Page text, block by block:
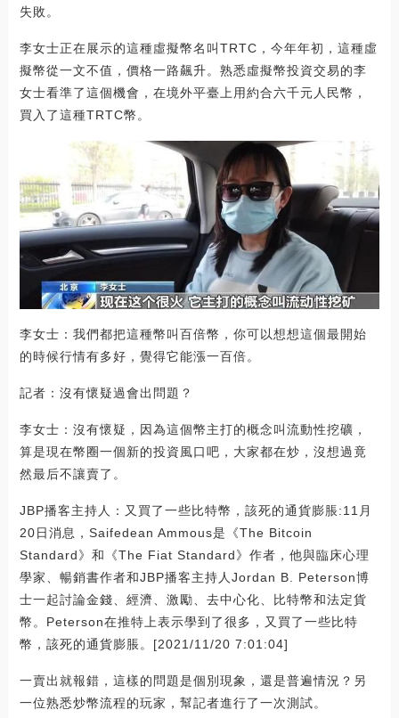
失敗。
李女士正在展示的這種虛擬幣名叫TRTC，今年年初，這種虛
擬幣從一文不值，價格一路飆升。熟悉虛擬幣投資交易的李
女士看準了這個機會，在境外平臺上用約合六千元人民幣，
買入了這種TRTC幣。
李女士：我們都把這種幣叫百倍幣，你可以想想這個最開始
的時候行情有多好，覺得它能漲一百倍。
記者：沒有懷疑過會出問題？
李女士：沒有懷疑，因為這個幣主打的概念叫流動性挖礦，
算是現在幣圈一個新的投資風口吧，大家都在炒，沒想過竟
然最后不讓賣了。
JBP播客主持人：又買了一些比特幣，該死的通貨膨脹:11月
20日消息，Saifedean Ammous是《The Bitcoin
Standard》和《The Fiat Standard》作者，他與臨床心理
學家、暢銷書作者和JBP播客主持人Jordan B. Peterson博
士一起討論金錢、經濟、激勵、去中心化、比特幣和法定貨
幣。Peterson在推特上表示學到了很多，又買了一些比特
幣，該死的通貨膨脹。[2021/11/20 7:01:04]
一賣出就報錯，這樣的問題是個別現象，還是普遍情況？另
一位熟悉炒幣流程的玩家，幫記者進行了一次測試。